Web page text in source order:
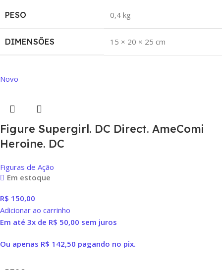
PESO 0,4 kg
DIMENSÕES 15 × 20 × 25 cm
Novo
Figure Supergirl. DC Direct. AmeComi
Heroine. DC
Figuras de Ação
Em estoque
R$ 150,00
Adicionar ao carrinho
Em até 3x de R$ 50,00 sem juros
Ou apenas R$ 142,50 pagando no pix.